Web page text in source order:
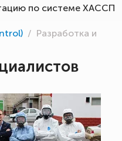
по системе ХАССП
/ Разработка и